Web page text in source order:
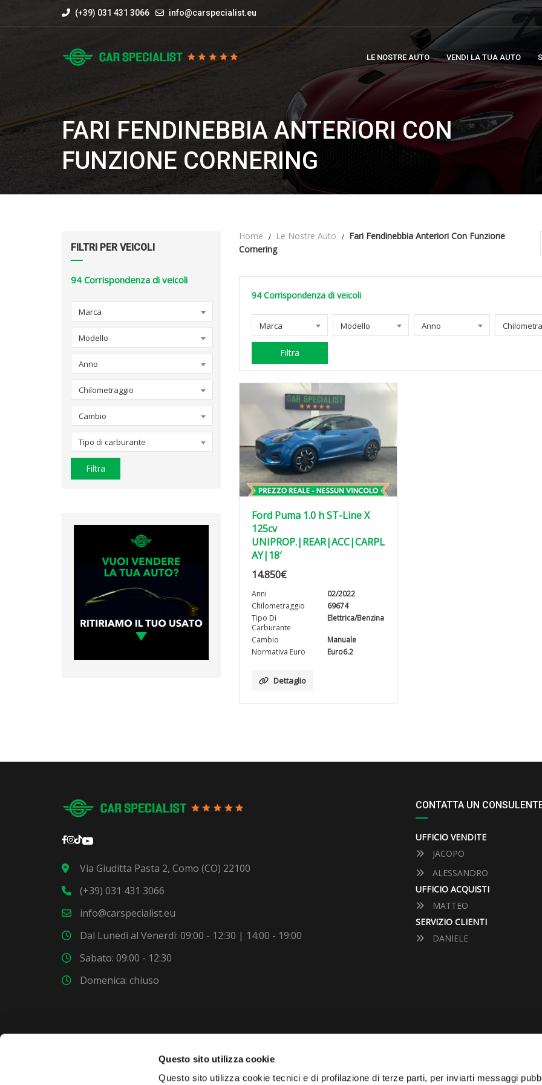
Questo sito utilizza cookie
Questo sito utilizza cookie tecnici e di profilazione di terze parti, per inviarti messaggi
(+39) 031 431 3066 info@carspecialist.eu
LE NOSTRE AUTO VENDI LA TUA AUTO
FARI FENDINEBBIA ANTERIORI CON
FUNZIONE CORNERING
FILTRI PER VEICOLI
94 Corrispondenza di veicoli
Marca
Modello
Anno
Chilometraggio
Cambio
Tipo di carburante
Filtra
Home Le Nostre Auto
Fari Fendinebbia Anteriori Con Funzione
Cornering
94 Corrispondenza di veicoli
Marca Modello Anno
Filtra
Ford Puma 1.0 h ST-Line X
125cv
UNIPROP.|REAR|ACC|CARPL
AY|18′
14.850€
Anni
02/2022
Chilometraggio
69674
Tipo Di
Carburante
Elettrica/Benzina
Cambio
Manuale
Normativa Euro
Euro6.2
Dettaglio
Via Giuditta Pasta 2, Como (CO) 22100
(+39) 031 431 3066
info@carspecialist.eu
Dal Lunedì al Venerdì: 09:00 - 12:30 | 14:00 - 19:00
Sabato: 09:00 - 12:30
Domenica: chiuso
CONTATTA UN
UFFICIO VENDITE
JACOPO
ALESSANDRO
UFFICIO ACQUISTI
MATTEO
SERVIZIO CLIENTI
DANIELE
VUOI COMPRARE UNA NUOVA AUTO? VUOI VENDERE LA TUA